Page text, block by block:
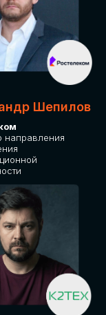
Шепилов
направления